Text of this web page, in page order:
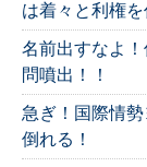
は着々と利権を
名前出すなよ
問噴出！！
急ぎ！国際情
倒れる！